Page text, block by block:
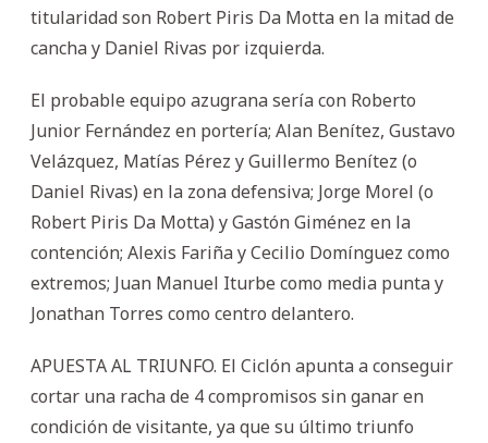
titularidad son Robert Piris Da Motta en la mitad de
cancha y Daniel Rivas por izquierda.
El probable equipo azugrana sería con Roberto
Junior Fernández en portería; Alan Benítez, Gustavo
Velázquez, Matías Pérez y Guillermo Benítez (o
Daniel Rivas) en la zona defensiva; Jorge Morel (o
Robert Piris Da Motta) y Gastón Giménez en la
contención; Alexis Fariña y Cecilio Domínguez como
extremos; Juan Manuel Iturbe como media punta y
Jonathan Torres como centro delantero.
APUESTA AL TRIUNFO. El Ciclón apunta a conseguir
cortar una racha de 4 compromisos sin ganar en
condición de visitante, ya que su último triunfo